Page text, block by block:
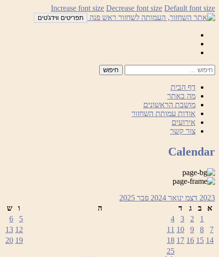
לדלג
לתוכן
Increase font size Decrease font size Default font size
תפריטים ווידג'טים
דף הבית
מה באתר
מושבת הראשונים
אודות עמותת השחזור
אירועים
צור קשר
Calendar
2023 דצמ ינואר 2024 פבר 2025
א
ב ג ד ה ו
ש
1
2
3
4
5
6
7
8
9
10
11
12
13
14
15
16
17
18
19
20
25